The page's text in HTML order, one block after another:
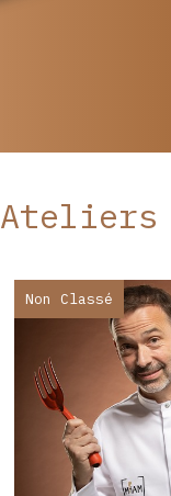
Ateliers
Non Classé